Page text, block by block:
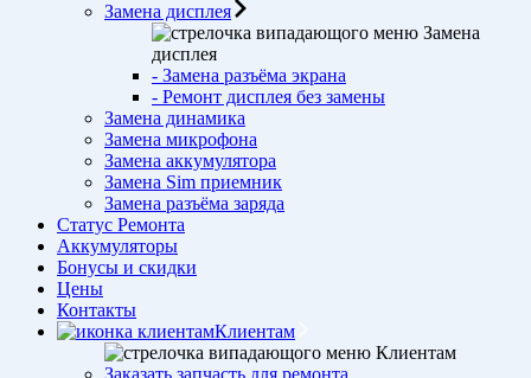
Замена дисплея
Замена
дисплея
- Замена разъёма экрана
- Ремонт дисплея без замены
Замена динамика
Замена микрофона
Замена аккумулятора
Замена Sim приемник
Замена разъёма заряда
Статус Ремонта
Аккумуляторы
Бонусы и скидки
Цены
Контакты
Клиентам
Клиентам